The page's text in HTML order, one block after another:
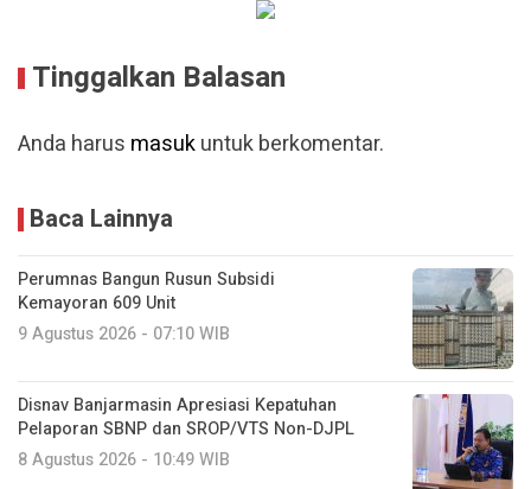
Tinggalkan Balasan
Anda harus masukuntuk berkomentar.
Baca Lainnya
Perumnas Bangun Rusun Subsidi
Kemayoran 609 Unit
9 Agustus 2026 - 07:10 WIB
Disnav Banjarmasin Apresiasi Kepatuhan
Pelaporan SBNP dan SROP/VTS Non-DJPL
8 Agustus 2026 - 10:49 WIB